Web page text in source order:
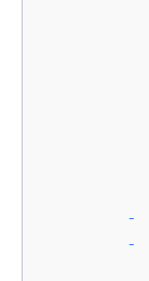
-
-